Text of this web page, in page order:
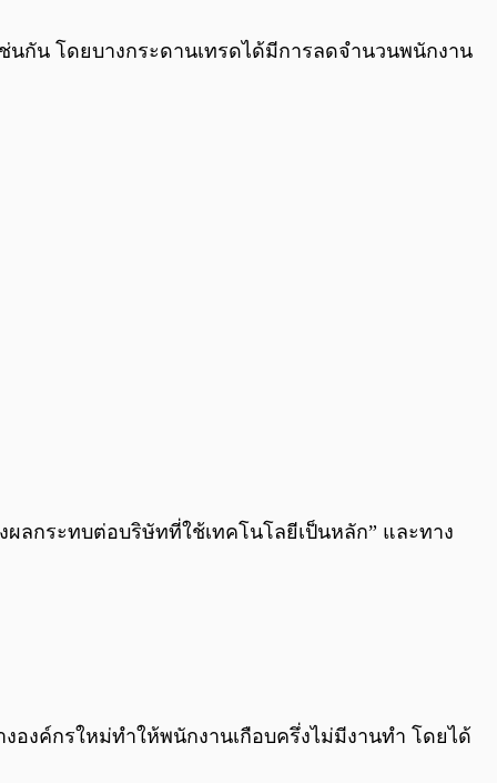
นกัน โดยบางกระดานเทรดได้มีการลดจำนวนพนักงาน
ผลกระทบต่อบริษัทที่ใช้เทคโนโลยีเป็นหลัก” และทาง
งองค์กรใหม่ทำให้พนักงานเกือบครึ่งไม่มีงานทำ โดยได้